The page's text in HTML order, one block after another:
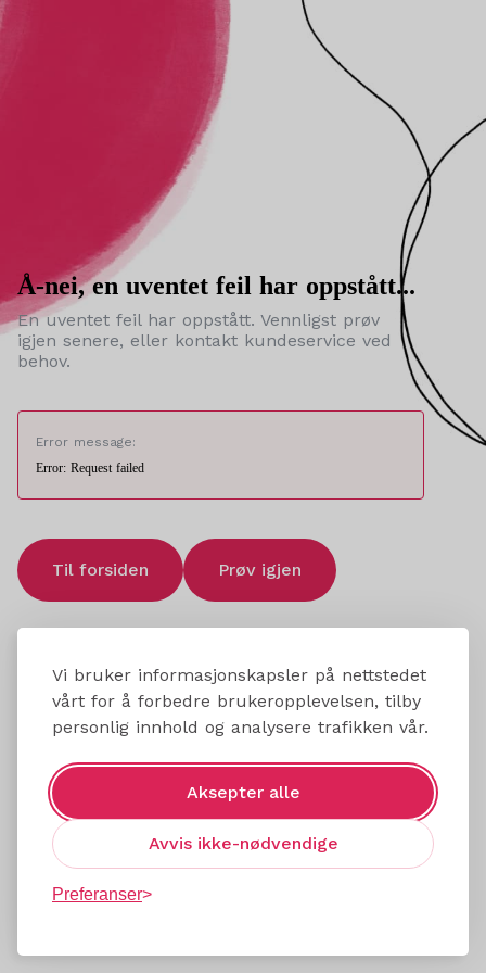
Vi bruker informasjonskapsler på nettstedet
vårt for å forbedre brukeropplevelsen, tilby
personlig innhold og analysere trafikken vår.
Aksepter alle
Avvis ikke-nødvendige
Preferanser
Å-nei, en uventet feil har oppstått...
En uventet feil har oppstått. Vennligst prøv
igjen senere, eller kontakt kundeservice ved
behov.
Error message:
Error: Request failed
Til forsiden Prøv igjen